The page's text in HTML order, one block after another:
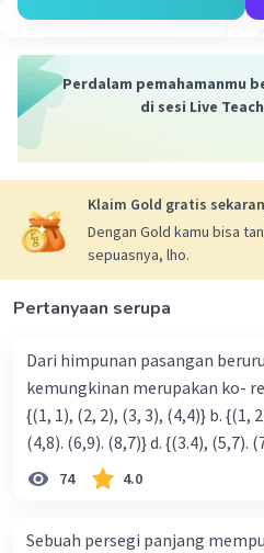
Iklan
A (7,-2)-> A' x= 7-3= 4
Perdalam pemahamanmu
di sesi Live
Klaim Gold gratis
Dengan Gold kamu bisa
sepuasnya, lho.
Pertanyaan serupa
Dari himpunan pasangan
kemungkinan merupakan ko- respondensi satu-satu? a.
{(1, 1), (2, 2), (3, 3), (4,4)} b. {(1, 2), (2, 3), (3, 4). (4,5)} c. {(2,7).
(4,8). (6,9). (8,7)} d.
74 4.0
Sebuah persegi panjang